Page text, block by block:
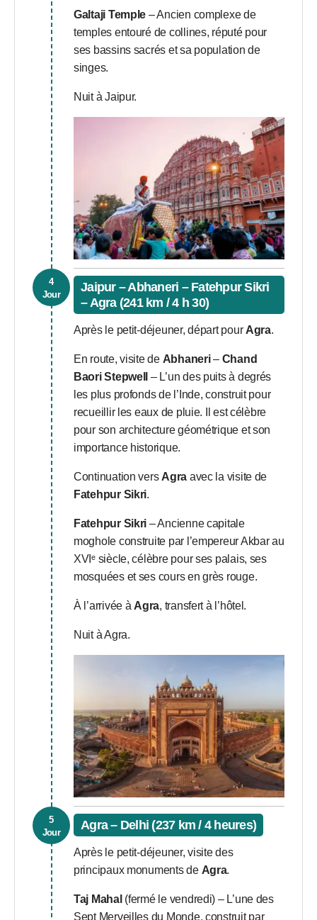
Galtaji Temple – Ancien complexe de
temples entouré de collines, réputé pour
ses bassins sacrés et sa population de
singes.
Nuit à Jaipur.
4
Jour
Jaipur – Abhaneri – Fatehpur Sikri
– Agra (241 km / 4 h 30)
Après le petit-déjeuner, départ pour Agra.
En route, visite de Abhaneri– Chand
Baori Stepwell
– L’un des puits à degrés
les plus profonds de l’Inde, construit pour
recueillir les eaux de pluie. Il est célèbre
pour son architecture géométrique et son
importance historique.
Continuation vers Agra avec la visite de
Fatehpur Sikri.
Fatehpur Sikri – Ancienne capitale
moghole construite par l’empereur Akbar au
XVIᵉ siècle, célèbre pour ses palais, ses
mosquées et ses cours en grès rouge.
À l’arrivée à Agra, transfert à l’hôtel.
Nuit à Agra.
5
Jour
Agra – Delhi (237 km / 4 heures)
Après le petit-déjeuner, visite des
principaux monuments de Agra.
Taj Mahal (fermé le vendredi) – L’une des
Sept Merveilles du Monde, construit par